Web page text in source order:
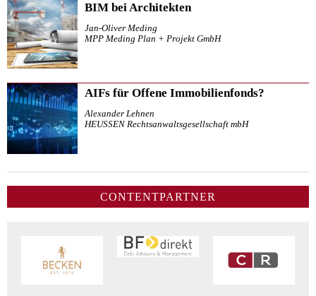
BIM bei Architekten
Jan-Oliver Meding
MPP Meding Plan + Projekt GmbH
AIFs für Offene Immobilienfonds?
Alexander Lehnen
HEUSSEN Rechtsanwaltsgesellschaft mbH
CONTENTPARTNER